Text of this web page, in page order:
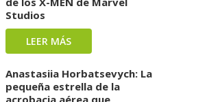
Studios
LEER MÁS
Anastasiia Horbatsevych: La
pequeña estrella de la